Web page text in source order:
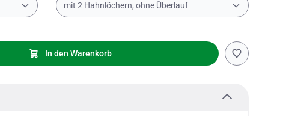
mit 2 Hahnlöchern, ohne Überlauf
In den Warenkorb